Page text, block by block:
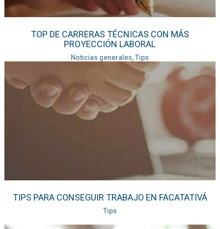
TOP DE CARRERAS TÉCNICAS CON MÁS
PROYECCIÓN LABORAL
Noticias generales, Tips
TIPS PARA CONSEGUIR TRABAJO EN FACATATIVÁ
Tips